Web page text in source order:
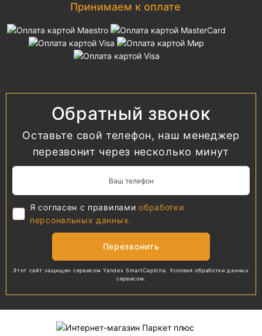
Принимаем к оплате
Обратный звонок
Оставьте свой телефон, наш менеджер
перезвонит через несколько минут
Я согласен с правиламиобработки
персональных данных.
Перезвонить
Этот сайт защищен сервисом Yandex SmartCaptcha. Условия обработки данных
сервисом.